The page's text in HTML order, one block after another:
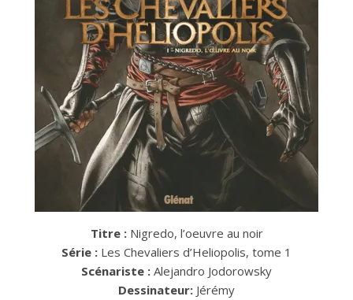
Titre : Nigredo, l’oeuvre au noir
Série : Les Chevaliers d’Heliopolis, tome 1
Scénariste : Alejandro Jodorowsky
Dessinateur: Jérémy